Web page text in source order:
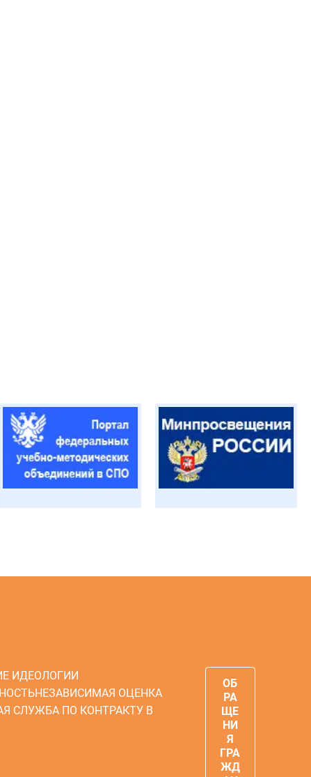
ИДЕОЛОГИИ
НЕЗАВИСИМАЯ ОЦЕНКА
СЛУЖБА ПО КОНТРАКТУ В
ОБ
РА
ЩЕ
НИ
Я
ГРА
ЖД